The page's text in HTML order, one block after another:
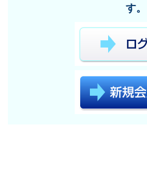
す。